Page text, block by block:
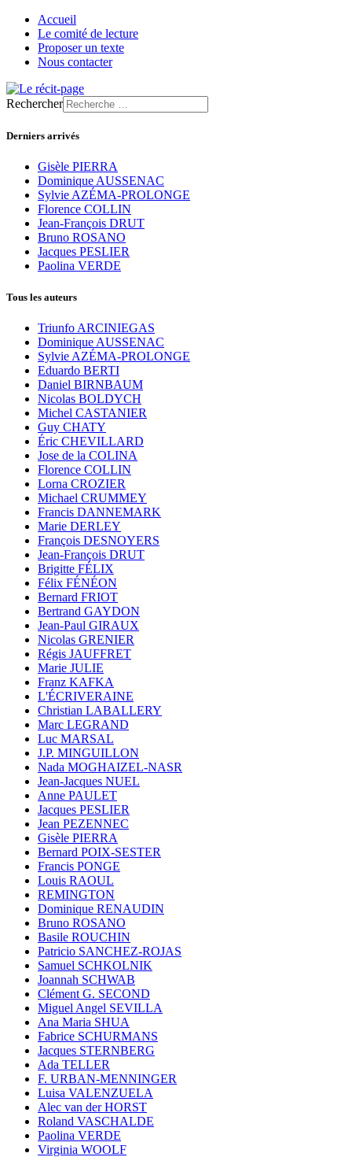
Accueil
Le comité de lecture
Proposer un texte
Nous contacter
Rechercher
Derniers arrivés
Gisèle PIERRA
Dominique AUSSENAC
Sylvie AZÉMA-PROLONGE
Florence COLLIN
Jean-François DRUT
Bruno ROSANO
Jacques PESLIER
Paolina VERDE
Tous les auteurs
Triunfo ARCINIEGAS
Dominique AUSSENAC
Sylvie AZÉMA-PROLONGE
Eduardo BERTI
Daniel BIRNBAUM
Nicolas BOLDYCH
Michel CASTANIER
Guy CHATY
Éric CHEVILLARD
Jose de la COLINA
Florence COLLIN
Lorna CROZIER
Michael CRUMMEY
Francis DANNEMARK
Marie DERLEY
François DESNOYERS
Jean-François DRUT
Brigitte FÉLIX
Félix FÉNÉON
Bernard FRIOT
Bertrand GAYDON
Jean-Paul GIRAUX
Nicolas GRENIER
Régis JAUFFRET
Marie JULIE
Franz KAFKA
L'ÉCRIVERAINE
Christian LABALLERY
Marc LEGRAND
Luc MARSAL
J.P. MINGUILLON
Nada MOGHAIZEL-NASR
Jean-Jacques NUEL
Anne PAULET
Jacques PESLIER
Jean PEZENNEC
Gisèle PIERRA
Bernard POIX-SESTER
Francis PONGE
Louis RAOUL
REMINGTON
Dominique RENAUDIN
Bruno ROSANO
Basile ROUCHIN
Patricio SANCHEZ-ROJAS
Samuel SCHKOLNIK
Joannah SCHWAB
Clément G. SECOND
Miguel Angel SEVILLA
Ana Maria SHUA
Fabrice SCHURMANS
Jacques STERNBERG
Ada TELLER
F. URBAN-MENNINGER
Luisa VALENZUELA
Alec van der HORST
Roland VASCHALDE
Paolina VERDE
Virginia WOOLF